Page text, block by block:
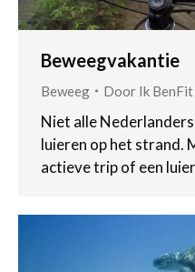
Beweegvakantie
Beweeg Door Ik BenFit
Niet alle
luieren op het strand.
actieve trip of een